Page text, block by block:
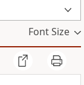
Font Size